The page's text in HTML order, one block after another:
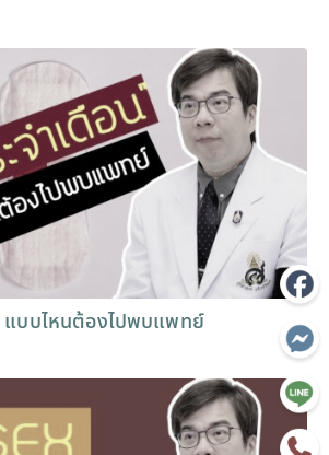
แบบไหนต้องไปพบแพทย์